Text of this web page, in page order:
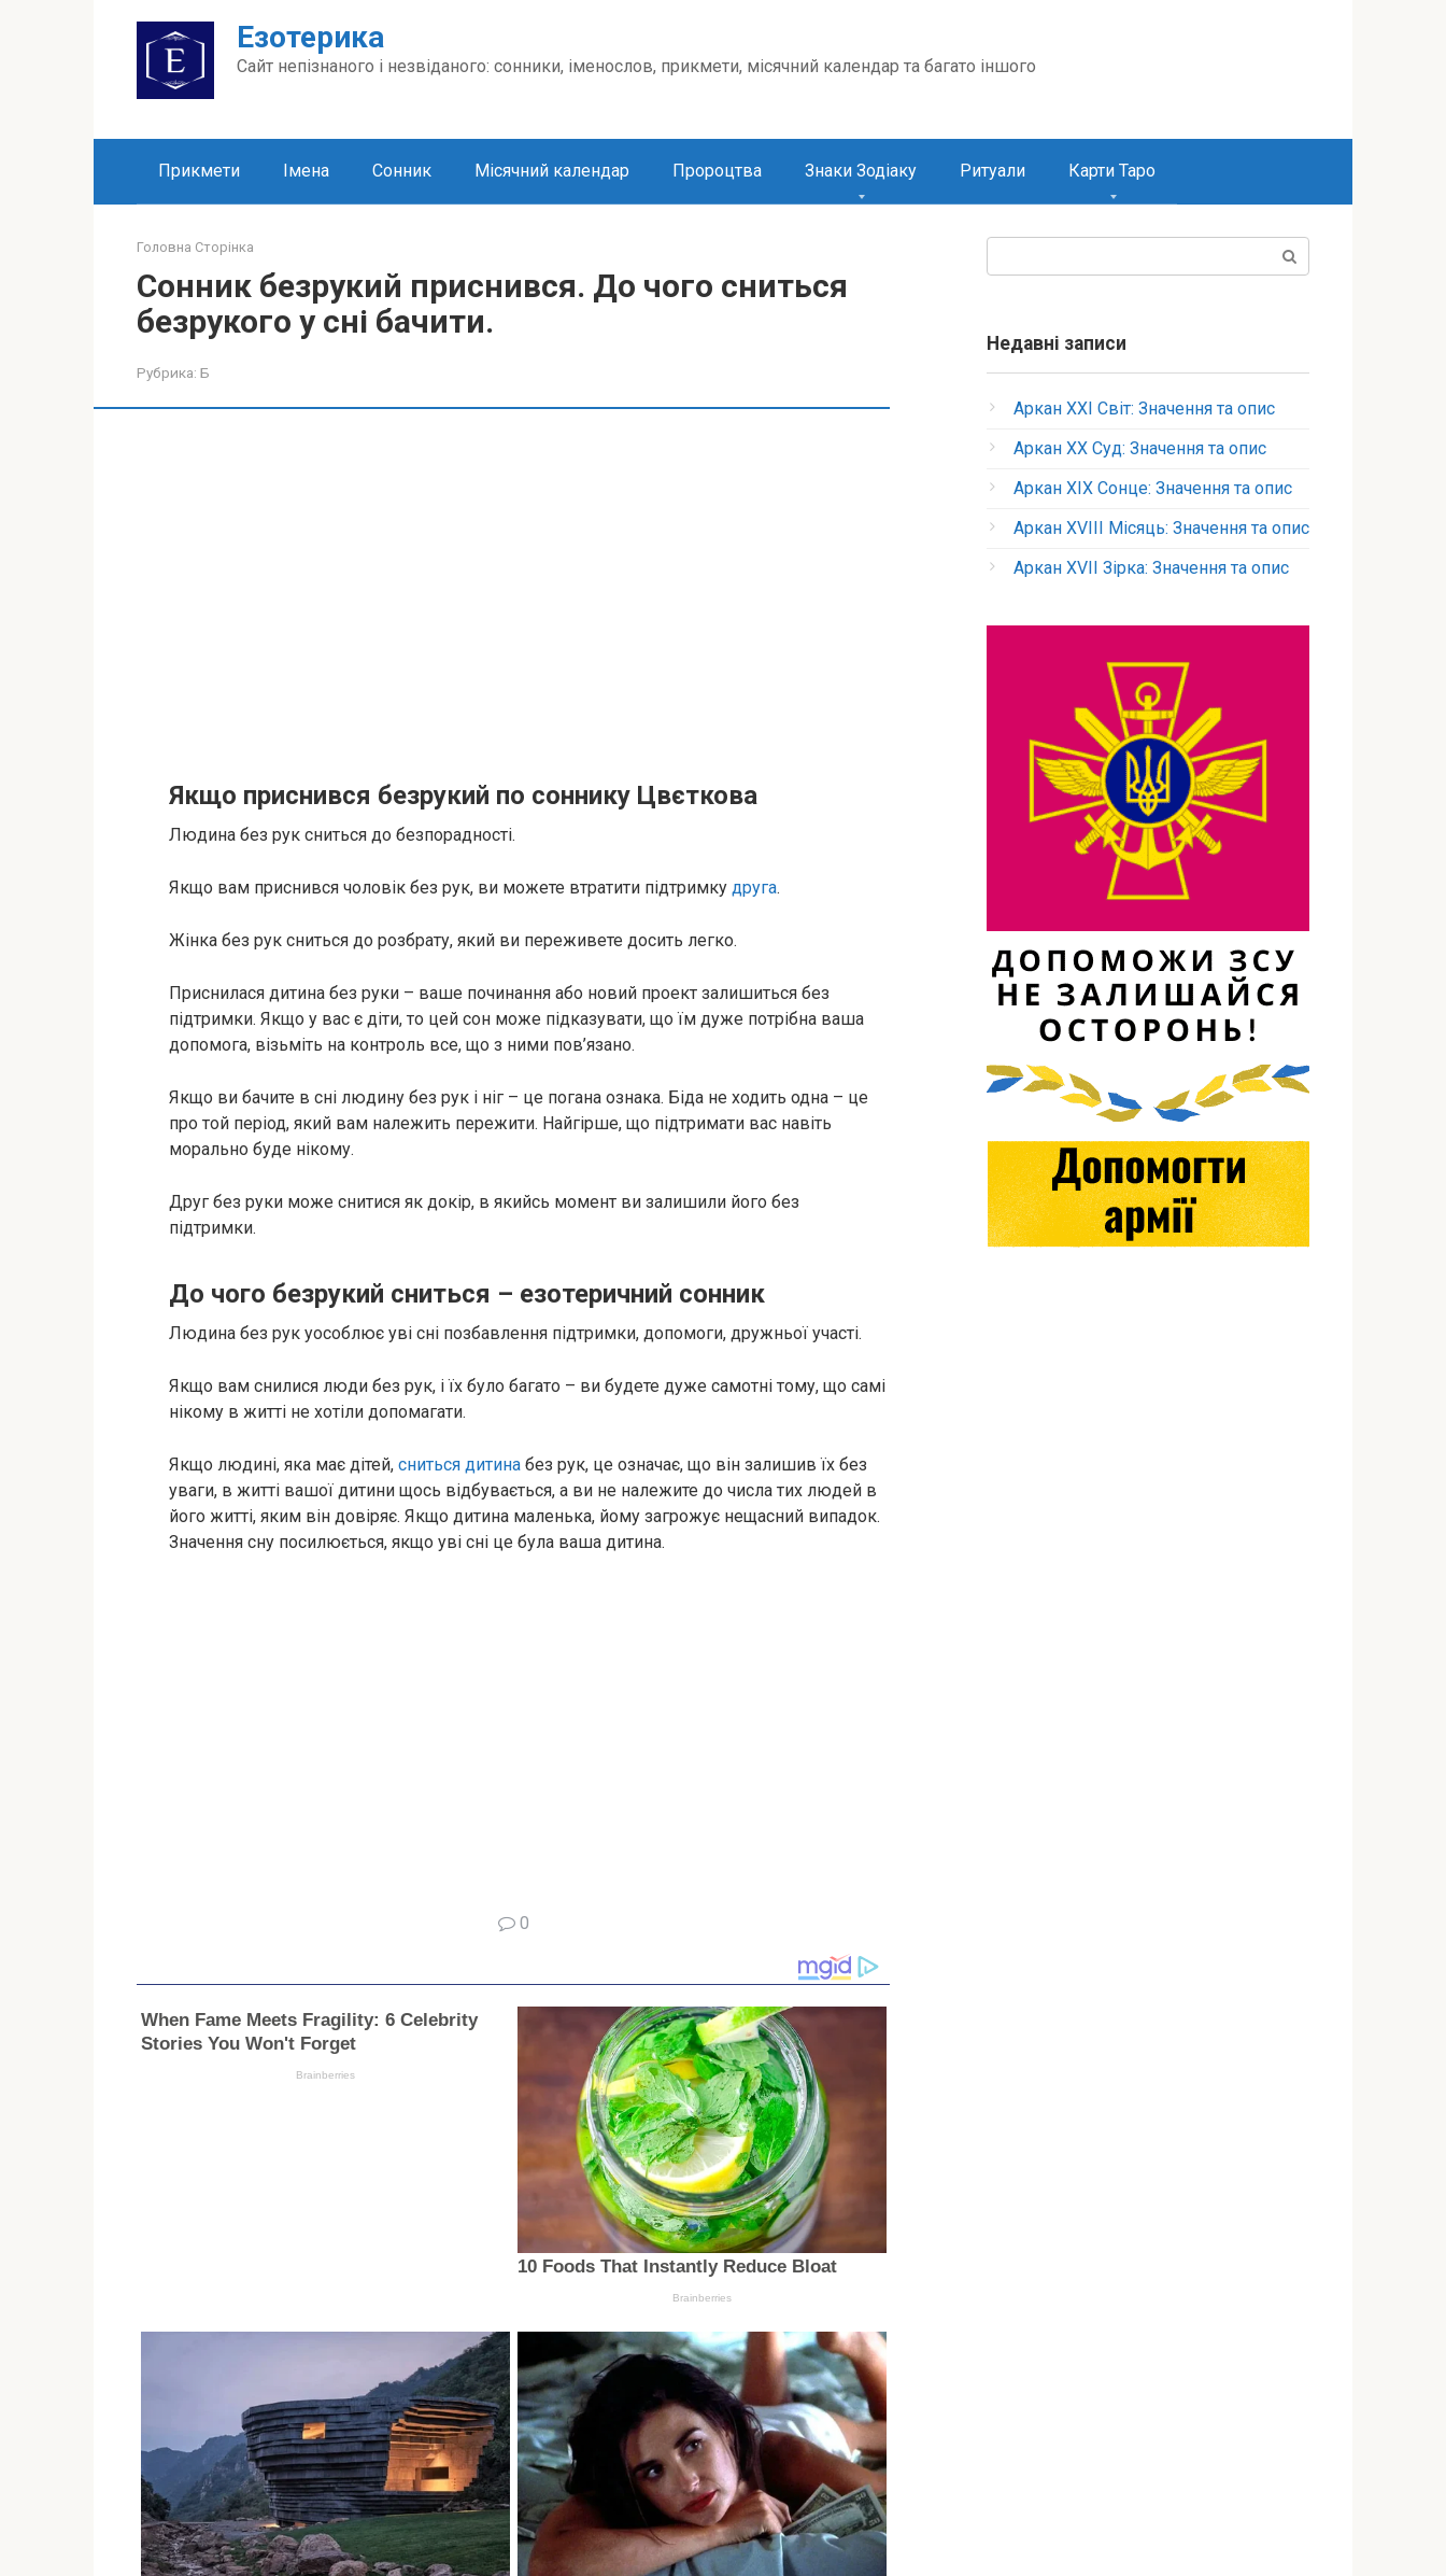
Езотерика
Сайт непізнаного і незвіданого: сонники, іменослов, прикмети, місячний календар та багато іншого
Прикмети Імена Сонник Місячний календар Пророцтва Знаки Зодіаку Ритуали Карти Таро
Головна Сторінка
Сонник безрукий приснився. До чого сниться
безрукого у сні бачити.
Рубрика: Б
Якщо приснився безрукий по соннику Цвєткова
Людина без рук сниться до безпорадності.
Якщо вам приснився чоловік без рук, ви можете втратити підтримку друга.
Жінка без рук сниться до розбрату, який ви переживете досить легко.
Приснилася дитина без руки – ваше починання або новий проект залишиться без
підтримки. Якщо у вас є діти, то цей сон може підказувати, що їм дуже потрібна ваша
допомога, візьміть на контроль все, що з ними пов’язано.
Якщо ви бачите в сні людину без рук і ніг – це погана ознака. Біда не ходить одна – це
про той період, який вам належить пережити. Найгірше, що підтримати вас навіть
морально буде нікому.
Друг без руки може снитися як докір, в якийсь момент ви залишили його без
підтримки.
До чого безрукий сниться – езотеричний сонник
Людина без рук уособлює уві сні позбавлення підтримки, допомоги, дружньої участі.
Якщо вам снилися люди без рук, і їх було багато – ви будете дуже самотні тому, що самі
нікому в житті не хотіли допомагати.
Якщо людині, яка має дітей, сниться дитина без рук, це означає, що він залишив їх без
уваги, в житті вашої дитини щось відбувається, а ви не належите до числа тих людей в
його житті, яким він довіряє. Якщо дитина маленька, йому загрожує нещасний випадок.
Значення сну посилюється, якщо уві сні це була ваша дитина.
0
Недавні записи
Аркан XXI Світ: Значення та опис
Аркан XX Суд: Значення та опис
Аркан XIX Сонце: Значення та опис
Аркан XVIII Місяць: Значення та опис
Аркан XVII Зірка: Значення та опис